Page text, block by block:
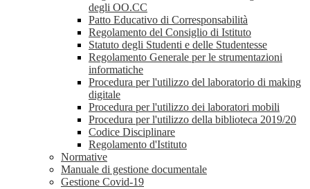
degli OO.CC
Patto Educativo di Corresponsabilità
Regolamento del Consiglio di Istituto
Statuto degli Studenti e delle Studentesse
Regolamento Generale per le strumentazioni
informatiche
Procedura per l'utilizzo del laboratorio di making
digitale
Procedura per l'utilizzo dei laboratori mobili
Procedura per l'utilizzo della biblioteca 2019/20
Codice Disciplinare
Regolamento d'Istituto
Normative
Manuale di gestione documentale
Gestione Covid-19